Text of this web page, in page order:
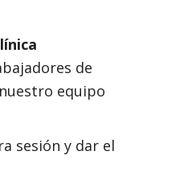
de
equipo
sesión y dar el